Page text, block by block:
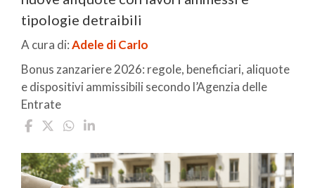
tipologie detraibili
A cura di:Adele di Carlo
Bonus zanzariere 2026: regole, beneficiari, aliquote
e dispositivi ammissibili secondo l’Agenzia delle
Entrate